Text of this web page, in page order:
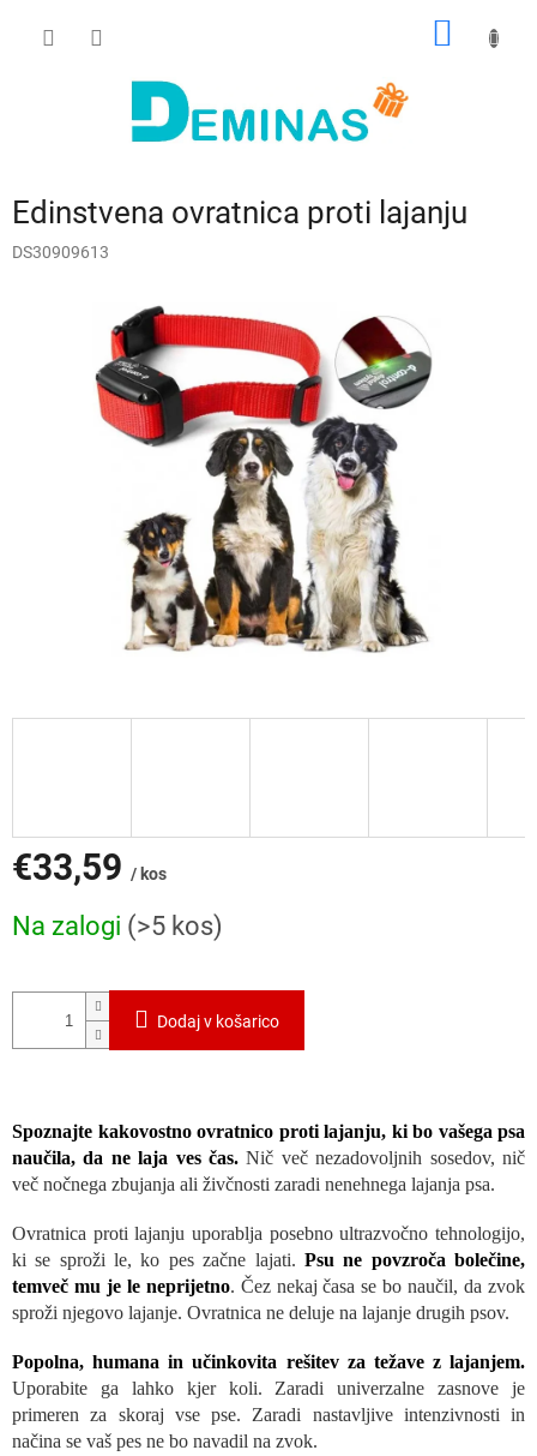
Edinstvena ovratnica proti lajanju
DS30909613
€33,59 / kos
mere:
Na zalogi (>5 kos)
Dodaj v košarico
Spoznajte kakovostno ovratnico proti lajanju, ki bo vašega psa
naučila, da ne laja ves čas.Nič več nezadovoljnih sosedov, nič
več nočnega zbujanja ali živčnosti zaradi nenehnega lajanja psa.
Ovratnica proti lajanju uporablja posebno ultrazvočno tehnologijo,
ki se sproži le, ko pes začne lajati. Psu ne povzroča bolečine,
temveč mu je le neprijetno. Čez nekaj časa se bo naučil, da zvok
sproži njegovo lajanje. Ovratnica ne deluje na lajanje drugih psov.
Popolna, humana in učinkovita rešitev za težave z lajanjem.
Uporabite ga lahko kjer koli. Zaradi univerzalne zasnove je
primeren za skoraj vse pse. Zaradi nastavljive intenzivnosti in
načina se vaš pes ne bo navadil na zvok.